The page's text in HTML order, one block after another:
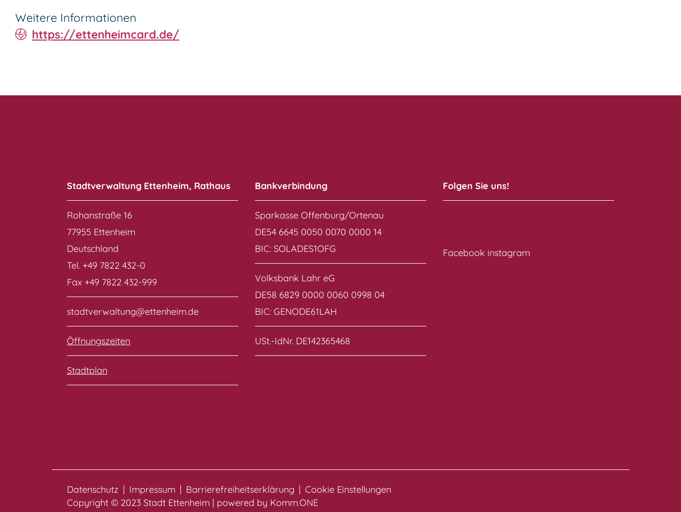
Weitere Informationen
https://ettenheimcard.de/
Stadtverwaltung Ettenheim, Rathaus
Rohanstraße 16
77955 Ettenheim
Deutschland
Tel. +49 7822 432-0
Fax +49 7822 432-999
stadtverwaltung@ettenheim.de
Öffnungszeiten
Stadtplan
Bankverbindung
Sparkasse Offenburg/Ortenau
DE54 6645 0050 0070 0000 14
BIC: SOLADES1OFG
Volksbank Lahr eG
DE58 6829 0000 0060 0998 04
BIC: GENODE61LAH
USt.-IdNr. DE142365468
Folgen Sie uns!
Facebook instagram
Datenschutz Impressum Barrierefreiheitserklärung
Cookie Einstellungen
Copyright © 2023 Stadt Ettenheim | powered by Komm.ONE